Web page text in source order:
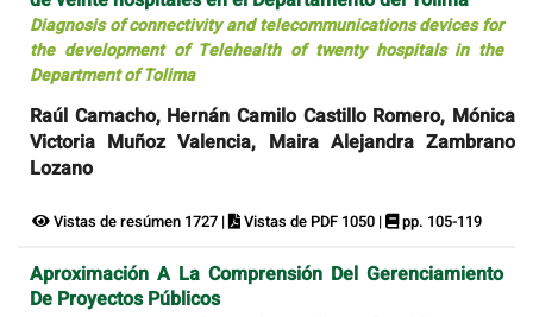
Diagnosis of connectivity and telecommunications devices for
the development of Telehealth of twenty hospitals in the
Department of Tolima
Raúl Camacho, Hernán Camilo Castillo Romero, Mónica
Victoria Muñoz Valencia, Maira Alejandra Zambrano
Lozano
Vistas de resúmen 1727 | Vistas de PDF 1050 | pp. 105-119
Aproximación A La Comprensión Del Gerenciamiento
De Proyectos Públicos